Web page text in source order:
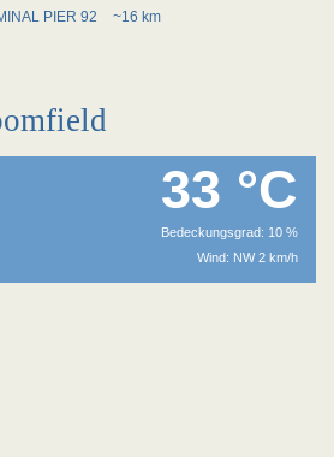
PIER 92
~16 km
33 °C
Bedeckungsgrad: 10 %
Wind: NW 2 km/h